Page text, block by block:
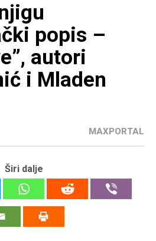
popis –
autori
i Mladen
MAXPORTAL
Širi dalje